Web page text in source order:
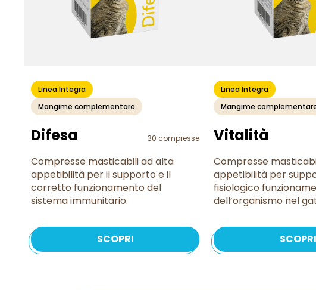
Linea Integra
Mangime complementare
Difesa 30 compresse
Compresse masticabili ad alta
appetibilità per il supporto e il
corretto funzionamento del
sistema immunitario.
SCOPRI
Linea Integra
Mangime
Vitalità
Compresse
appetibilità per
fisiologico
dell’organismo nel
SCOPRI